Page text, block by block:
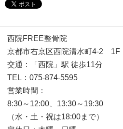
西院FREE整骨院
京都市右京区西院清水町4-2 1F
交通：「西院」駅 徒歩11分
TEL：075-874-5595
営業時間：
8:30～12:00、13:30～19:30
（水・土・祝は18:00まで）